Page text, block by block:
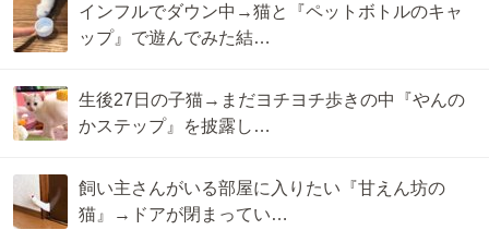
インフルでダウン中→猫と『ペットボトルのキャ
ップ』で遊んでみた結…
生後27日の子猫→まだヨチヨチ歩きの中『やんの
かステップ』を披露し…
飼い主さんがいる部屋に入りたい『甘えん坊の
猫』→ドアが閉まってい…